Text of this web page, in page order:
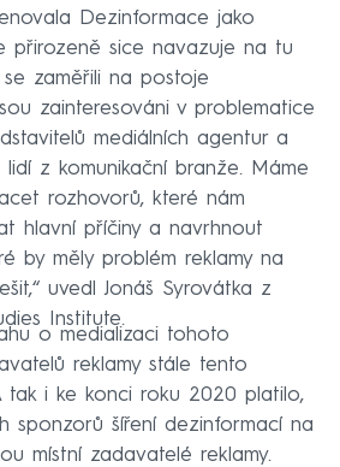
Dezinformace jako
přirozeně sice navazuje na tu
zaměřili na postoje
zainteresováni v problematice
mediálních agentur a
lidí z komunikační branže. Máme
rozhovorů, které nám
hlavní příčiny a navrhnout
by měly problém reklamy na
uvedl Jonáš Syrovátka z
Institute.
o medializaci tohoto
reklamy stále tento
tak i ke konci roku 2020 platilo,
sponzorů šíření dezinformací na
místní zadavatelé reklamy.